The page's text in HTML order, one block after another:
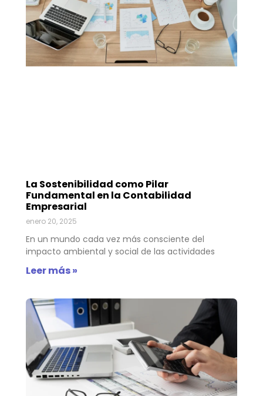
La Sostenibilidad como Pilar
Fundamental en la Contabilidad
Empresarial
enero 20, 2025
En un mundo cada vez más consciente del
impacto ambiental y social de las actividades
Leer más »